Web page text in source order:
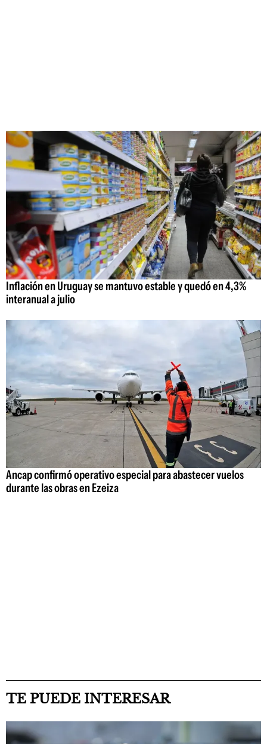
Inflación en Uruguay se mantuvo estable y quedó en 4,3%
interanual a julio
Ancap confirmó operativo especial para abastecer vuelos
durante las obras en Ezeiza
TE PUEDE INTERESAR